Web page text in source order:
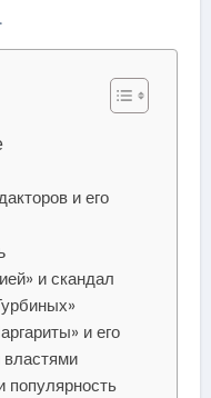
и его
и скандал
и его
властями
популярность